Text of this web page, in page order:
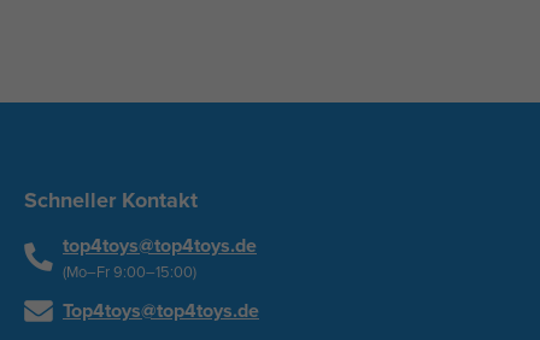
Schneller Kontakt
top4toys@top4toys.de
(Mo–Fr 9:00–15:00)
Top4toys@top4toys.de